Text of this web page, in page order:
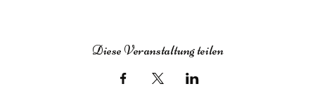
Diese Veranstaltung teilen